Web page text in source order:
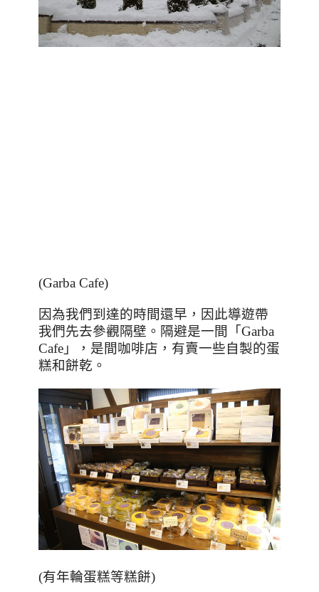
(Garba Cafe)
因為我們到達的時間還早，因此導遊帶
我們先去參觀隔壁。隔避是一間「 Garba
Cafe 」，是間咖啡店，有賣一些自製的蛋
糕和餅乾。
(有年輪蛋糕等糕餅)